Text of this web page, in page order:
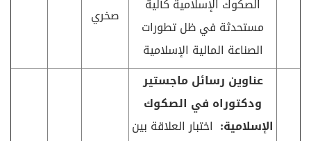
الصكوك الإسلامية كآلية
مستحدثة في ظل تطورات
الصناعة المالية الإسلامية
صخري
عناوين رسائل ماجستير
ودكتوراه في الصكوك
الإسلامية: اختبار العلاقة بين